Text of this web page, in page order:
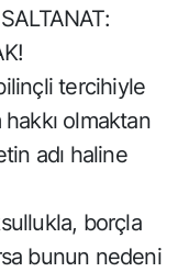
tercihiyle
olmaktan
adı haline
borçla
bunun nedeni